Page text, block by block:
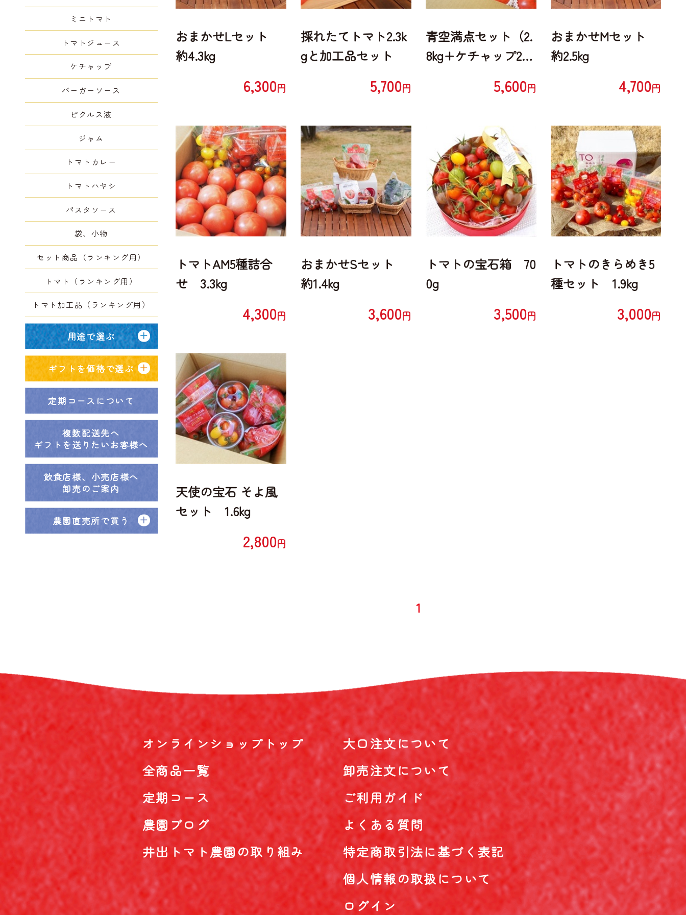
おまかせLセット
約4.3kg
6,300円
採れたてトマト2.3k
gと加工品セット
5,700円
青空満点セット（2.
8kg+ケチャップ2
5,600円
おまかせMセット
約2.5kg
4,700円
トマトAM5種詰合
せ 3.3kg
4,300円
おまかせSセット
約1.4kg
3,600円
トマトの宝石箱 70
0g
3,500円
トマトのきらめき5
種セット 1.9kg
3,000円
天使の宝石 そよ風
セット 1.6kg
2,800円
1
ミニトマト
トマトジュース
ケチャップ
バーガーソース
ピクルス液
ジャム
トマトカレー
トマトハヤシ
パスタソース
袋、小物
セット商品（ランキング用）
トマト（ランキング用）
トマト加工品（ランキング用）
用途で選ぶ
ギフトを価格で選ぶ
定期コースについて
複数配送先へ
ギフトを送りたいお客様へ
飲食店様、小売店様へ
卸売のご案内
農園直売所で買う
オンラインショップトップ
全商品一覧
定期コース
農園ブログ
井出トマト農園の取り組み
大口注文について
卸売注文について
ご利用ガイド
よくある質問
特定商取引法に基づく表記
個人情報の取扱について
ログイン